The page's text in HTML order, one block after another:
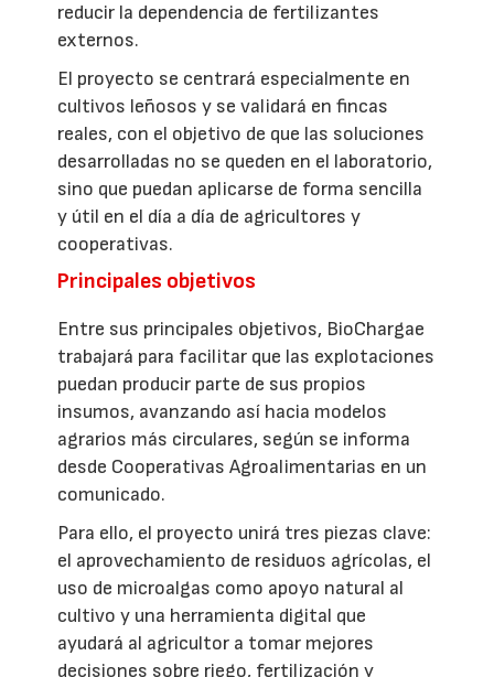
reducir la dependencia de fertilizantes
externos.
El proyecto se centrará especialmente en
cultivos leñosos y se validará en fincas
reales, con el objetivo de que las soluciones
desarrolladas no se queden en el laboratorio,
sino que puedan aplicarse de forma sencilla
y útil en el día a día de agricultores y
cooperativas.
Principales objetivos
Entre sus principales objetivos, BioChargae
trabajará para facilitar que las explotaciones
puedan producir parte de sus propios
insumos, avanzando así hacia modelos
agrarios más circulares, según se informa
desde Cooperativas Agroalimentarias en un
comunicado.
Para ello, el proyecto unirá tres piezas clave:
el aprovechamiento de residuos agrícolas, el
uso de microalgas como apoyo natural al
cultivo y una herramienta digital que
ayudará al agricultor a tomar mejores
decisiones sobre riego, fertilización y